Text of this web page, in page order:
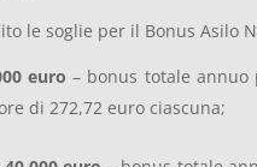
le soglie per il Bonus Asilo
euro – bonus totale annuo
di 272,72 euro ciascuna;